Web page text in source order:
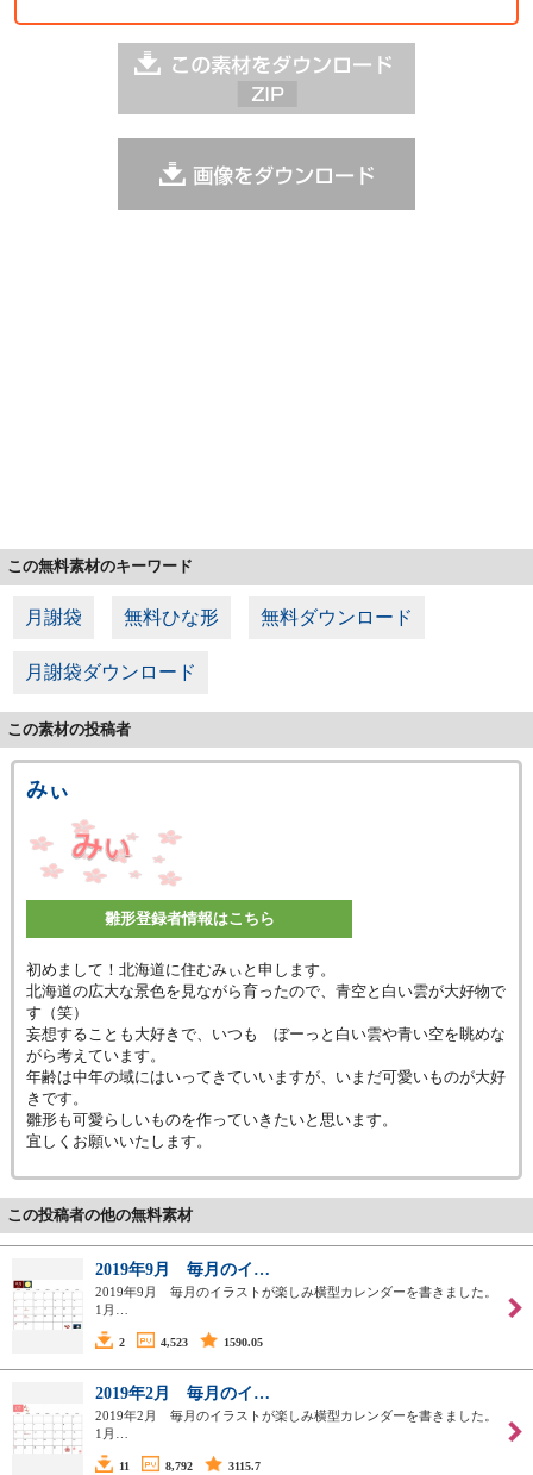
この無料素材のキーワード
月謝袋 無料ひな形 無料ダウンロード
月謝袋ダウンロード
この素材の投稿者
みぃ
雛形登録者情報はこちら
初めまして！北海道に住むみぃと申します。
北海道の広大な景色を見ながら育ったので、青空と白い雲が大好物で
す（笑）
妄想することも大好きで、いつも ぼーっと白い雲や青い空を眺めな
がら考えています。
年齢は中年の域にはいってきていいますが、いまだ可愛いものが大好
きです。
雛形も可愛らしいものを作っていきたいと思います。
宜しくお願いいたします。
この投稿者の他の無料素材
2019年9月 毎月のイ…
2019年9月 毎月のイラストが楽しみ横型カレンダーを書きました。
1月…
2 4,523 1590.05
2019年2月 毎月のイ…
2019年2月 毎月のイラストが楽しみ横型カレンダーを書きました。
1月…
11 8,792 3115.7